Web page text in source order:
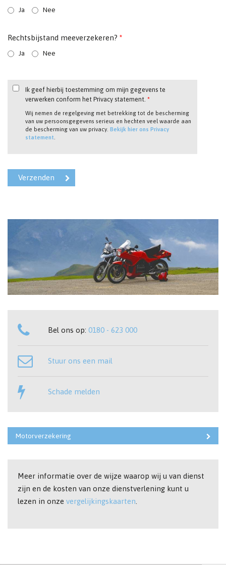
Ja Nee
Rechtsbijstand meeverzekeren? *
Ja Nee
Ik geef hierbij toestemming om mijn gegevens te
verwerken conform het Privacy statement. *
Wij nemen de regelgeving met betrekking tot de bescherming
van uw persoonsgegevens serieus en hechten veel waarde aan
de bescherming van uw privacy. Bekijk hier ons Privacy
statement
Bel ons op: 0180 - 623 000
Stuur ons een mail
Schade melden
Motorverzekering
Meer informatie over de wijze waarop wij u van dienst
zijn en de kosten van onze dienstverlening kunt u
lezen in onze vergelijkingskaarten